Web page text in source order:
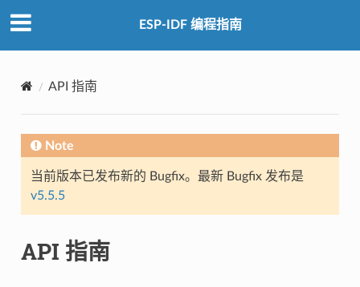
ESP-IDF 编程指南
API 指南
Note
当前版本已发布新的 Bugfix。最新 Bugfix 发布是
v5.5.5
API 指南